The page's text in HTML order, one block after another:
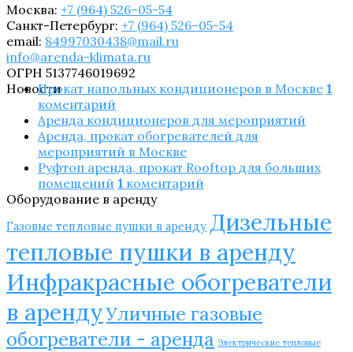
Москва: +7 (964) 526–05-54
Санкт-Петербург: +7 (964) 526–05-54
email: 84997030438@mail.ru
info@arenda-klimata.ru
ОГРН 5137746019692
НовостиПрокат напольных кондиционеров в Москве 1
коментарий
Аренда кондиционеров для мероприятий
Аренда, прокат обогревателей для
мероприятий в Москве
Руфтоп аренда, прокат Rooftop для больших
помещений 1 коментарий
Оборудование в аренду
Газовые тепловые пушки в аренду Дизельные
тепловые пушки в аренду
Инфракрасные обогреватели
в арендуУличные газовые
обогреватели - аренда Электрические тепловые